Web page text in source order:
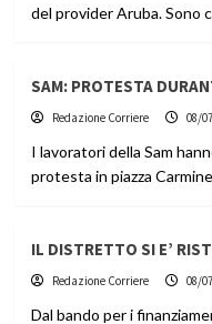
del provider Aruba. Sono
SAM: PROTESTA
Redazione Corriere 08/
I lavoratori della Sam
protesta in piazza
IL DISTRETTO SI E’
Redazione Corriere 08/
Dal bando per i